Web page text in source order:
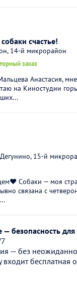
счастье!
14-й микрорайон
заказ
Анастасия,
на Киностудии
15-й
Собаки — моя
связана с
безопасность
— без
бесплатная